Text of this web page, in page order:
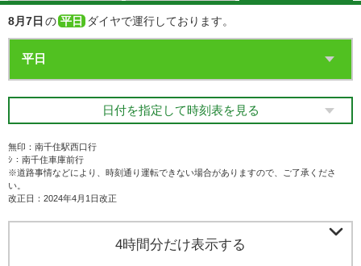
8月7日 の 平日 ダイヤで運行しております。
日付を指定して時刻表を見る
無印：南千住駅西口行
ｼ：南千住車庫前行
※道路事情などにより、時刻通り運転できない場合がありますので、ご了承くださ
い。
改正日：2024年4月1日改正
4時間分だけ表示する 